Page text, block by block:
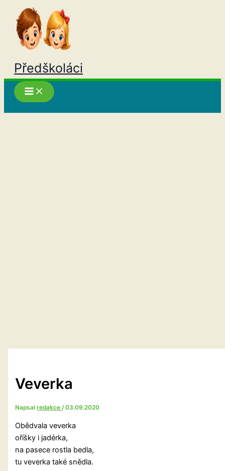
Přeskočit
obsah
Předškoláci
Veverka
Napsalredakce/03.09.2020
Obědvala veverka
oříšky i jadérka,
na pasece rostla bedla,
tu veverka také snědla.